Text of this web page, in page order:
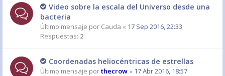
Video sobre la escala del Universo desde una
bacteria
Último mensaje por Cauda « 17 Sep 2016, 22:33
Respuestas: 2
Coordenadas heliocéntricas de estrellas
Último mensaje porthecrow « 17 Abr 2016, 18:57